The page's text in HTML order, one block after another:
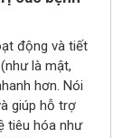
động và tiết
là mật,
hơn. Nói
giúp hỗ trợ
tiêu hóa như